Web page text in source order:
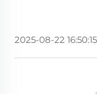
2025-08-22 16:50:15